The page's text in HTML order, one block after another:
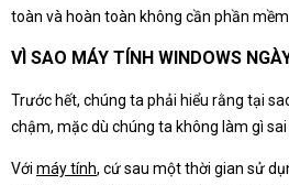
toàn và hoàn toàn không cần phần
VÌ SAO MÁY TÍNH WINDOWS
Trước hết, chúng ta phải hiểu rằng tại
chậm, mặc dù chúng ta không làm gì sai
Với máy tính, cứ sau một thời gian sử